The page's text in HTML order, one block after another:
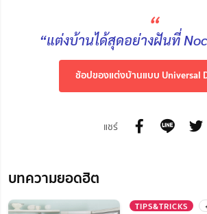
“
“แต่งบ้านได้สุดอย่างฝันที่
ช้อปของแต่งบ้านแบบ Universal
แชร์
บทความยอดฮิต
TIPS&TRICKS